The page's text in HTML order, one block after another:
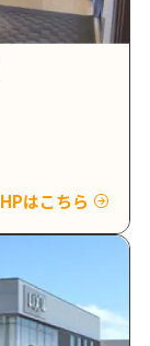
HPはこちら